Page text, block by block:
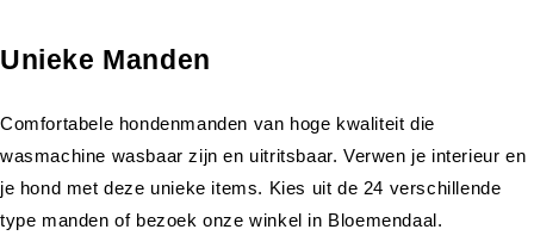
Unieke Manden
Comfortabele hondenmanden van hoge kwaliteit die
wasmachine wasbaar zijn en uitritsbaar. Verwen je interieur en
je hond met deze unieke items. Kies uit de 24 verschillende
type manden of bezoek onze winkel in Bloemendaal.